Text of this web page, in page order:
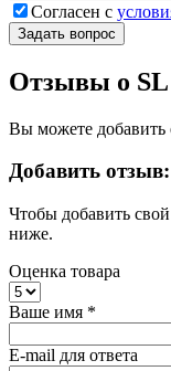
Согласен с
Задать вопрос
Отзывы о SL
Вы можете добавить
Добавить отзыв:
Чтобы добавить
ниже.
Оценка товара
Ваше имя *
E-mail для ответа